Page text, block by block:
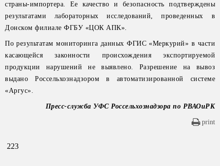
страны-импортера. Ее качество и безопасность подтверждены
результатами лабораторных исследований, проведенных в
Донском филиале ФГБУ «ЦОК АПК».
По результатам мониторинга данных ФГИС «Меркурий» в части
касающейся законности происхождения экспортируемой
продукции нарушений не выявлено. Разрешение на вывоз
выдано Россельхознадзором в автоматизированной системе
«Аргус».
Пресс-служба УФС Россельхознадзора по РВАОиРК
print
223